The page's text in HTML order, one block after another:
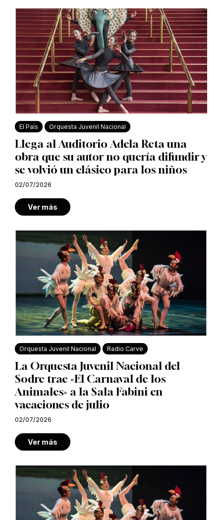
El País Orquesta Juvenil Nacional
Llega al Auditorio Adela Reta una
obra que su autor no quería difundir y
se volvió un clásico para los niños
02/07/2026
Ver más
Orquesta Juvenil Nacional Radio Carve
La Orquesta Juvenil Nacional del
Sodre trae «El Carnaval de los
Animales» a la Sala Fabini en
vacaciones de julio
02/07/2026
Ver más